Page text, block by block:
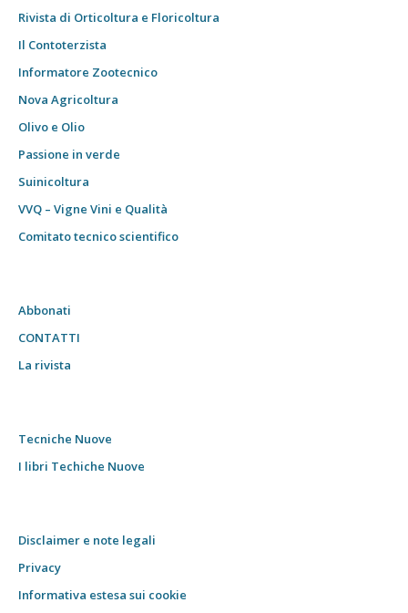
Rivista di Orticoltura e Floricoltura
Il Contoterzista
Informatore Zootecnico
Nova Agricoltura
Olivo e Olio
Passione in verde
Suinicoltura
VVQ – Vigne Vini e Qualità
Comitato tecnico scientifico
Abbonati
CONTATTI
La rivista
Tecniche Nuove
I libri Techiche Nuove
Disclaimer e note legali
Privacy
Informativa estesa sui cookie